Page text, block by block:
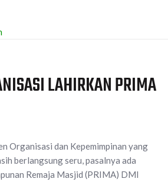
LAHIRKAN PRIMA
Organisasi dan Kepemimpinan yang
berlangsung seru, pasalnya ada
Remaja Masjid (PRIMA) DMI